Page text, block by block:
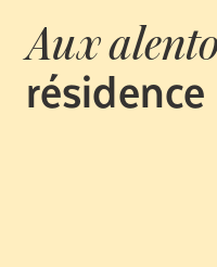
Aux
résidence